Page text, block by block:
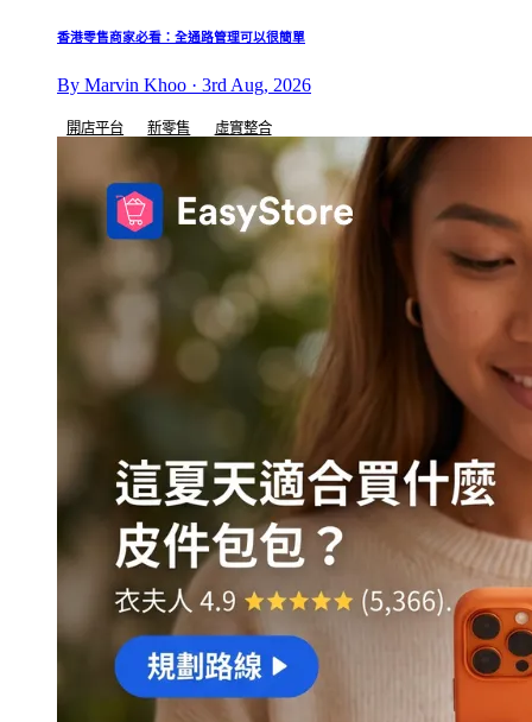
香港零售商家必看：全通路管理可以很簡單
By Marvin Khoo · 3rd Aug, 2026
開店平台 新零售 虛實整合